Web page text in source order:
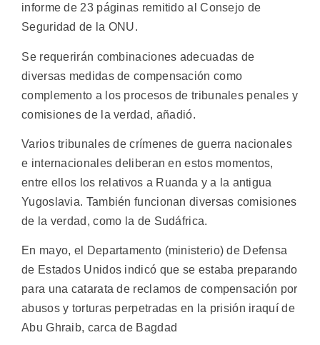
informe de 23 páginas remitido al Consejo de
Seguridad de la ONU.
Se requerirán combinaciones adecuadas de
diversas medidas de compensación como
complemento a los procesos de tribunales penales y
comisiones de la verdad, añadió.
Varios tribunales de crímenes de guerra nacionales
e internacionales deliberan en estos momentos,
entre ellos los relativos a Ruanda y a la antigua
Yugoslavia. También funcionan diversas comisiones
de la verdad, como la de Sudáfrica.
En mayo, el Departamento (ministerio) de Defensa
de Estados Unidos indicó que se estaba preparando
para una catarata de reclamos de compensación por
abusos y torturas perpetradas en la prisión iraquí de
Abu Ghraib, carca de Bagdad